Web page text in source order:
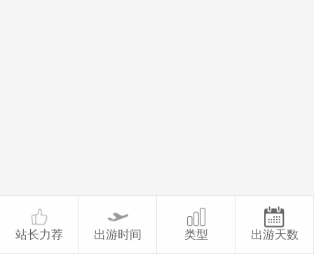
站长力荐 出游时间 类型 出游天数